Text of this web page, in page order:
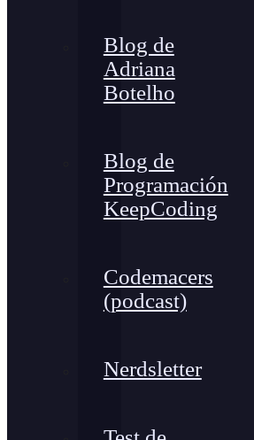
Blog de
Adriana
Botelho
Blog de
Programación
KeepCoding
Codemacers
(podcast)
Nerdsletter